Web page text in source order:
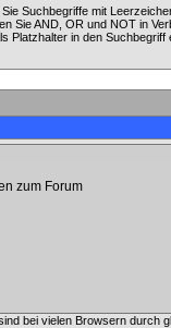
Suchbegriffe mit
Sie AND, OR und NOT in
Platzhalter in den
bei vielen Browsern durch